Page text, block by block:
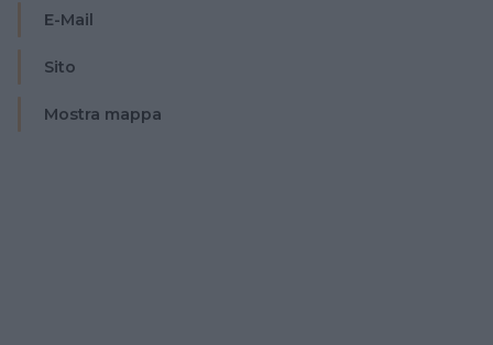
E-Mail
Sito
Mostra mappa